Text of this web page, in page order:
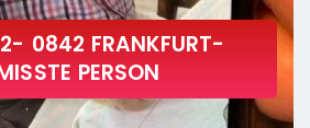
0842 FRANKFURT-
PERSON